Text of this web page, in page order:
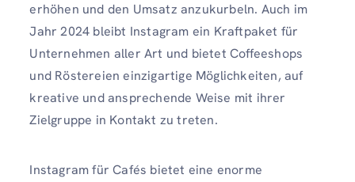
erhöhen und den Umsatz anzukurbeln. Auch im
Jahr 2024 bleibt Instagram ein Kraftpaket für
Unternehmen aller Art und bietet Coffeeshops
und Röstereien einzigartige Möglichkeiten, auf
kreative und ansprechende Weise mit ihrer
Zielgruppe in Kontakt zu treten.
Instagram für Cafés bietet eine enorme